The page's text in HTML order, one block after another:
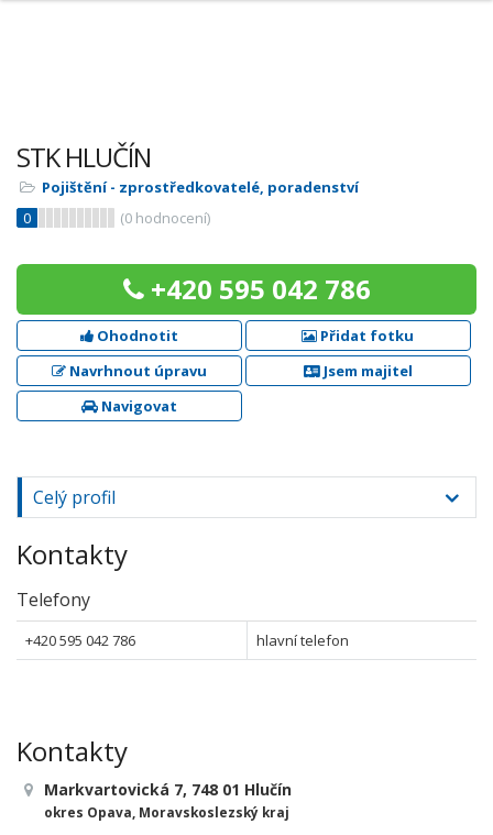
STK HLUČÍN
Pojištění - zprostředkovatelé, poradenství
0
(0 hodnocení)
+420 595 042 786
Ohodnotit
Přidat fotku
Navrhnout úpravu
Jsem majitel
Navigovat
Celý profil
Kontakty
Telefony
+420 595 042 786 hlavní telefon
Kontakty
Markvartovická 7, 748 01 Hlučín
okres Opava, Moravskoslezský kraj